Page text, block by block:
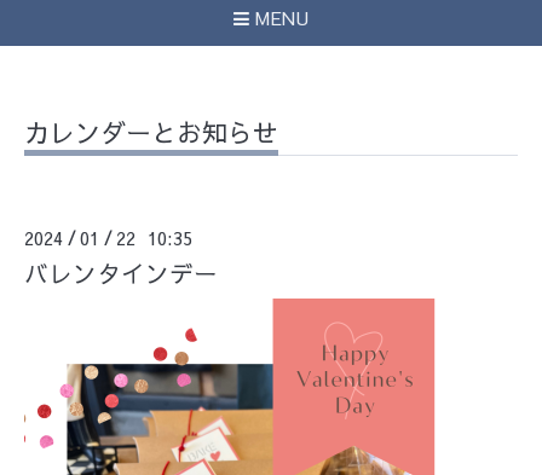
MENU
カレンダーとお知らせ
2024 /01 / 22 10:35
バレンタインデー